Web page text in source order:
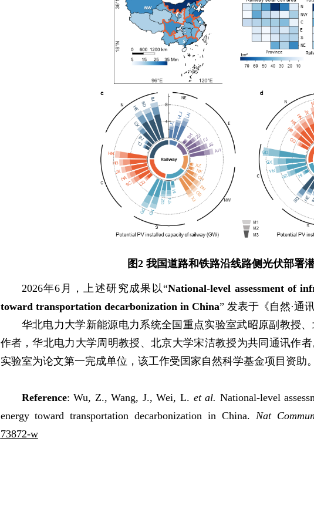
图2 我国道路和铁路沿线路侧光伏部署
2026年6月，上述研究成果以“National-level assessment of
toward transportation decarbonization in China” 发表于《自然·通
华北电力大学新能源电力系统全国重点实验室武昭原副教授
作者，华北电力大学周明教授、北京大学宋洁教授为共同通讯作
实验室为论文第一完成单位，该工作受国家自然科学基金项目资助。
Reference: Wu, Z., Wang, J., Wei, L. et al. National-level
energy toward transportation decarbonization in China. Nat Commun
73872-w